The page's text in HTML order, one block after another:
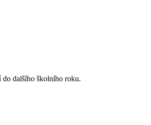
do dalšího školního roku.